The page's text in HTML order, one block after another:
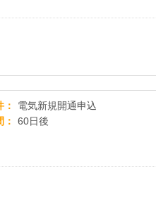
電気新規開通申込
60日後